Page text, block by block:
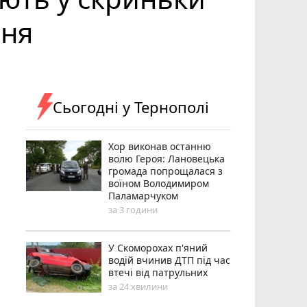
Сьогодні у Тернополі
Хор виконав останню
волю Героя: Лановецька
громада попрощалася з
воїном Володимиром
Паламарчуком
за 3 години
У Скоморохах п'яний
водій вчинив ДТП під час
втечі від патрульних
за 24 хвилини